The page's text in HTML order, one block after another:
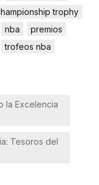
trophy
nba
premios
trofeos nba
la Excelencia
Tesoros del